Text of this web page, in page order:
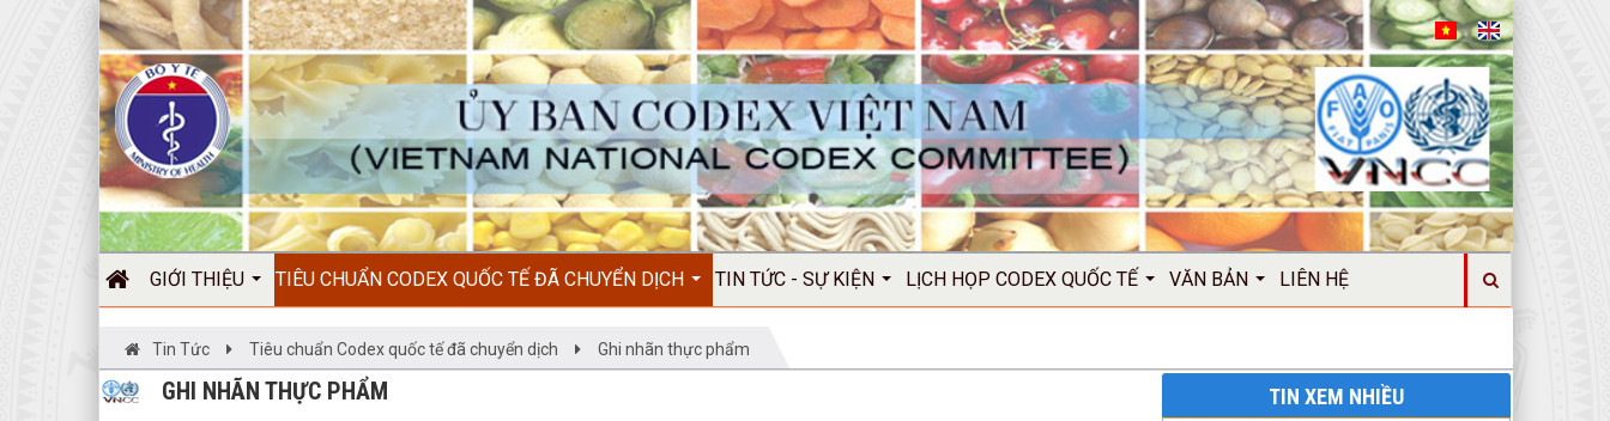
GIỚI THIỆU TIÊU CHUẨN CODEX QUỐC TẾ ĐÃ CHUYỂN DỊCH TIN TỨC - SỰ KIỆN LỊCH HỌP CODEX QUỐC TẾ VĂN BẢN LIÊN HỆ
Tin Tức Tiêu chuẩn Codex quốc tế đã chuyển dịch Ghi nhãn thực phẩm
GHI NHÃN THỰC PHẨM TIN XEM NHIỀU